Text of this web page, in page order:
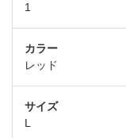
1
レッド
L